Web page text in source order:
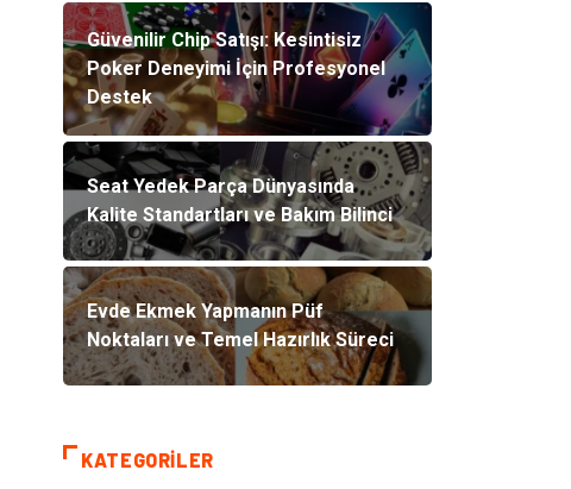
Güvenilir Chip Satışı: Kesintisiz
Poker Deneyimi İçin Profesyonel
Destek
Seat Yedek Parça Dünyasında
Kalite Standartları ve Bakım Bilinci
Evde Ekmek Yapmanın Püf
Noktaları ve Temel Hazırlık Süreci
KATEGORILER